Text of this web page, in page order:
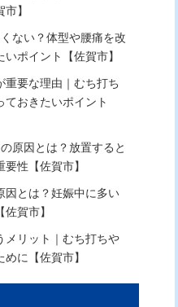
】
ない？体型や腰痛を改
ポイント【佐賀市】
重要な理由｜むち打ち
ておきたいポイント
原因とは？放置すると
性【佐賀市】
因とは？妊娠中に多い
賀市】
メリット｜むち打ちや
に【佐賀市】